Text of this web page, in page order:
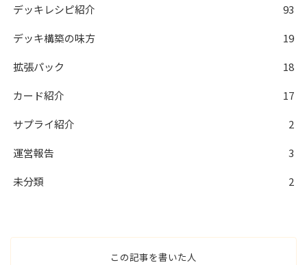
デッキレシピ紹介
93
デッキ構築の味方
19
拡張パック
18
カード紹介
17
サプライ紹介
2
運営報告
3
未分類
2
この記事を書いた人